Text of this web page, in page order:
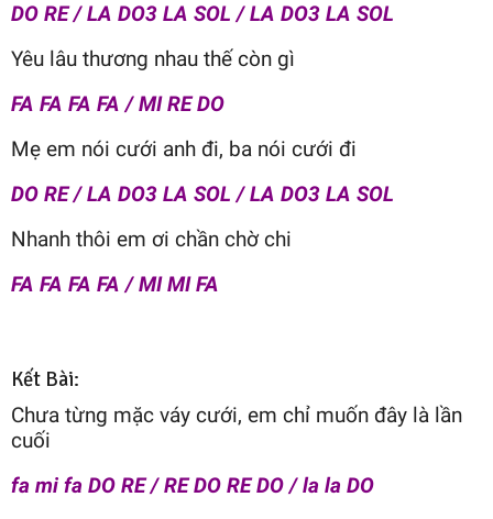
DO RE / LA DO3 LA SOL / LA DO3 LA SOL
Yêu lâu thương nhau thế còn gì
FA FA FA FA / MI RE DO
Mẹ em nói cưới anh đi, ba nói cưới đi
DO RE / LA DO3 LA SOL / LA DO3 LA SOL
Nhanh thôi em ơi chần chờ chi
FA FA FA FA / MI MI FA
Kết Bài:
Chưa từng mặc váy cưới, em chỉ muốn đây là lần
cuối
fa mi fa DO RE / RE DO RE DO / la la DO